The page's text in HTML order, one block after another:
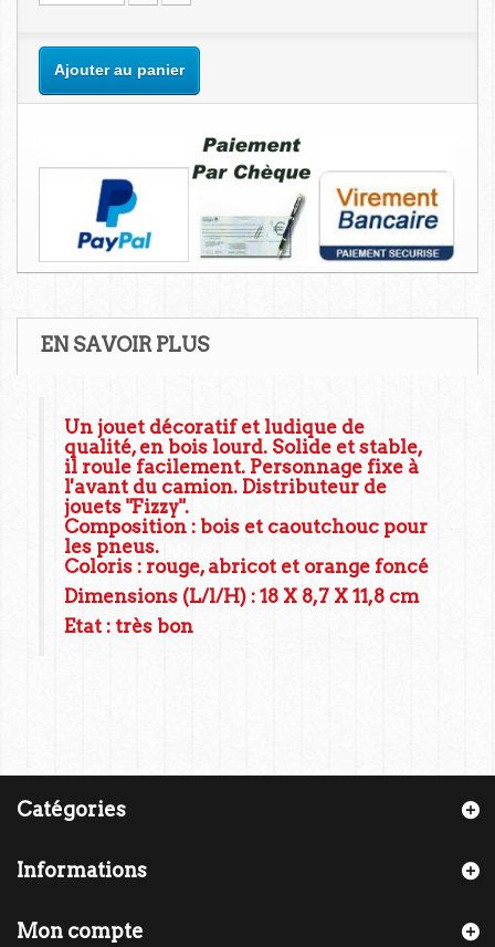
Ajouter au panier
EN SAVOIR PLUS
Un jouet décoratif et ludique de
qualité, en bois lourd. Solide et stable,
il roule facilement. Personnage fixe à
l'avant du camion. Distributeur de
jouets "Fizzy".
Composition : bois et caoutchouc pour
les pneus.
Coloris : rouge, abricot et orange foncé
Dimensions (L/l/H) : 18 X 8,7 X 11,8 cm
Etat : très bon
Catégories
Informations
Mon compte